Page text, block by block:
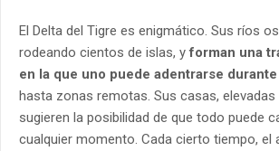
El Delta del Tigre es enigmático. Sus ríos
rodeando cientos de islas, yforman una
en la que uno puede adentrarse
hasta zonas remotas. Sus casas,
sugieren la posibilidad de que todo puede
cualquier momento. Cada cierto tiempo, el